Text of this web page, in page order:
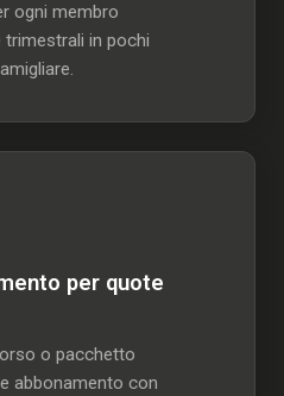
ogni membro
in pochi
per quote
o pacchetto
abbonamento con